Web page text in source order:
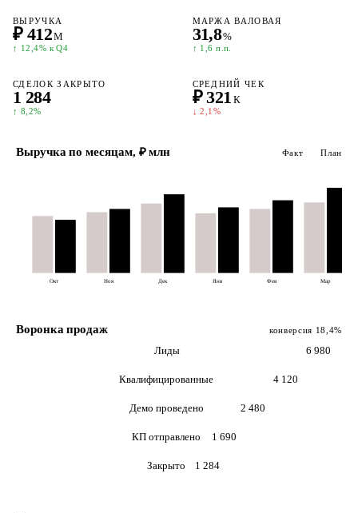
ВЫРУЧКА
₽ 412М
↑ 12,4% к Q4
МАРЖА ВАЛОВАЯ
31,8%
↑ 1,6 п.п.
СДЕЛОК ЗАКРЫТО
1 284
↑ 8,2%
СРЕДНИЙ ЧЕК
₽ 321 К
↓ 2,1%
Выручка по месяцам, ₽ млн Факт План
Окт Ноя Дек Янв Фев Мар
Воронка продаж конверсия 18,4%
Лиды 6 980
Квалифицированные 4 120
Демо проведено 2 480
КП отправлено 1 690
Закрыто 1 284